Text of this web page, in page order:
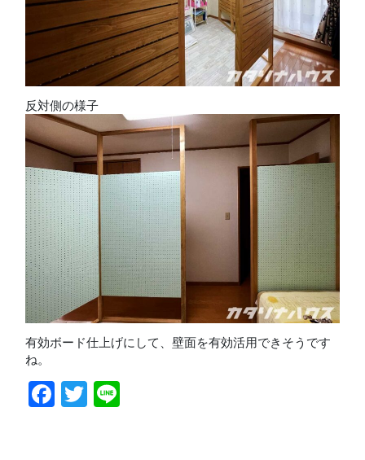
反対側の様子
有効ボード仕上げにして、壁面を有効活用できそうです
ね。
Facebook
Twitter